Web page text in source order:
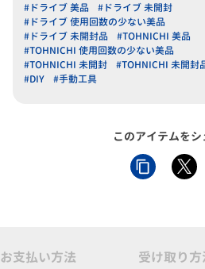
#ドライブ 美品
#ドライブ 未開封
#ドライブ 使用回数の少ない美品
#ドライブ 未開封品
#TOHNICHI 美品
#TOHNICHI 使用回数の少ない美品
#TOHNICHI 未開封
#TOHNICHI 未開封
#DIY
#手動工具
このアイテムを
お支払い方法 受け取り方